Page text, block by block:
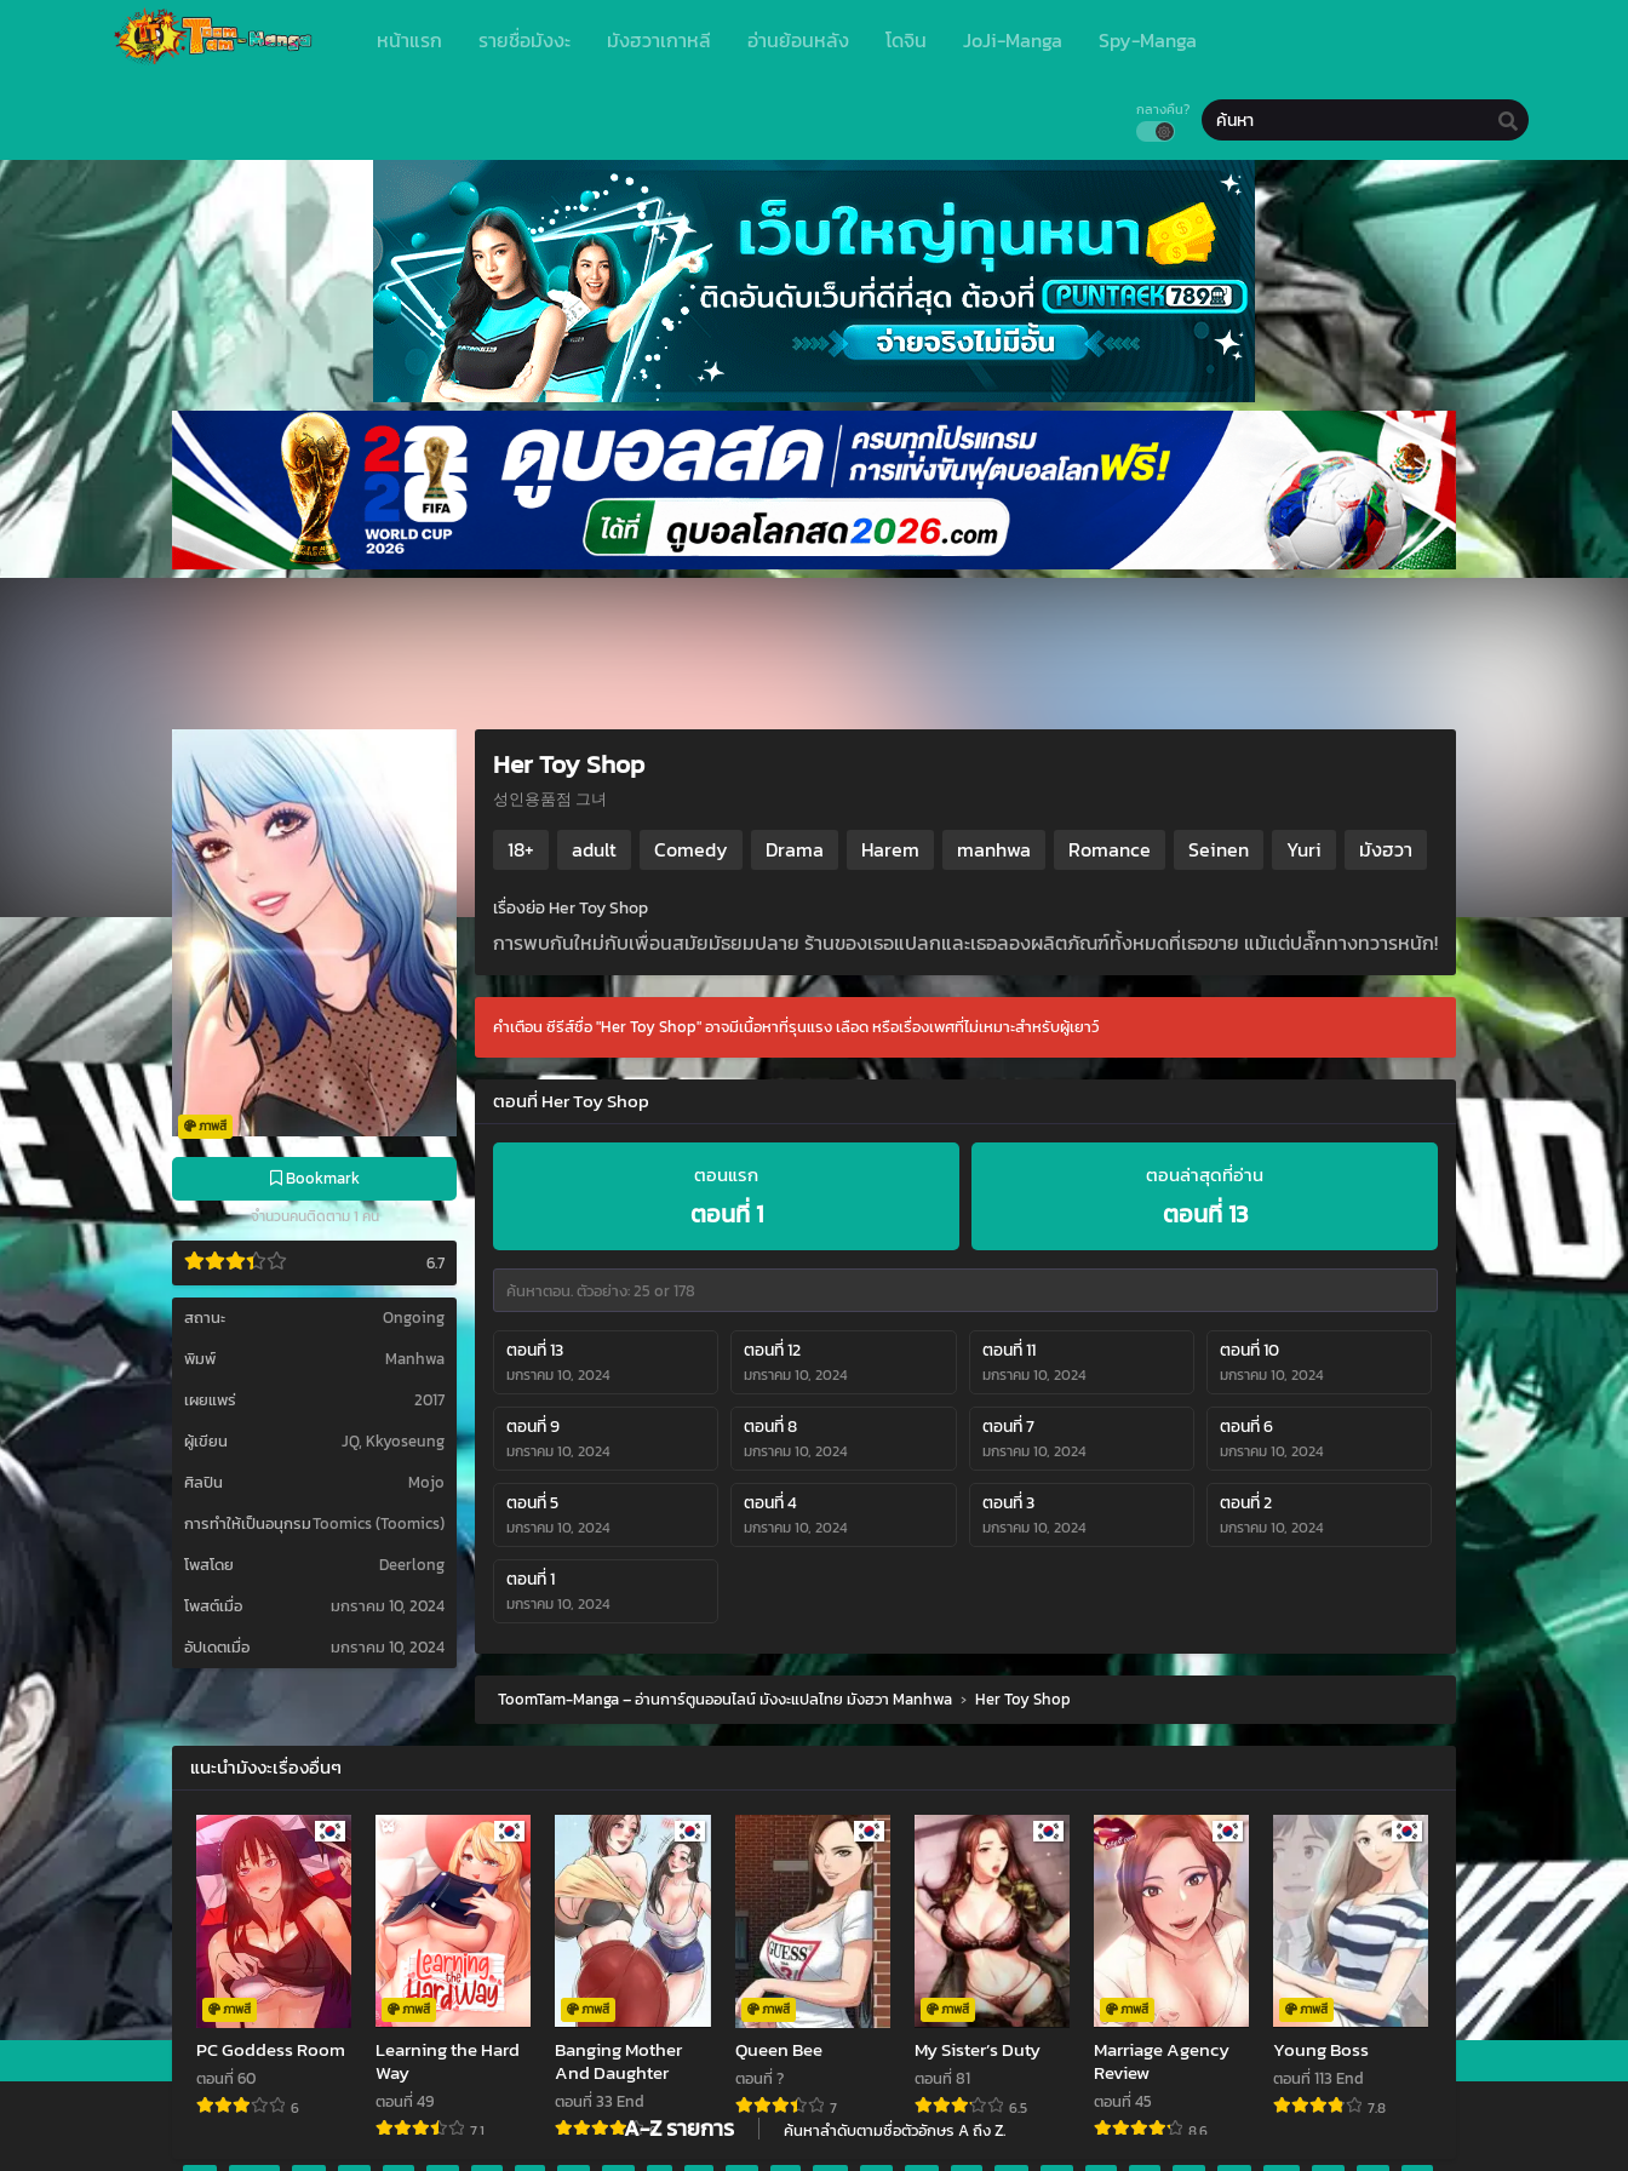
หน้าแรก รายชื่อมังงะ มังฮวาเกาหลี อ่านย้อนหลัง โดจิน JoJi-Manga Spy-Manga
กลางคืน?
ภาพสี
Bookmark
จำนวนคนติดตาม 1 คน
6.7
สถานะ
Ongoing
พิมพ์
Manhwa
เผยแพร่
2017
ผู้เขียน
JQ, Kkyoseung
ศิลปิน
Mojo
การทำให้เป็นอนุกรมToomics (Toomics)
โพสโดย
Deerlong
โพสต์เมื่อ
มกราคม 10, 2024
อัปเดตเมื่อ
มกราคม 10, 2024
Her Toy Shop
성인용품점 그녀
18+ adult Comedy Drama Harem manhwa Romance Seinen Yuri มังฮวา
เรื่องย่อ Her Toy Shop
การพบกันใหม่กับเพื่อนสมัยมัธยมปลาย ร้านของเธอแปลกและเธอลองผลิตภัณฑ์ทั้งหมดที่เธอขาย แม้แต่ปลั๊กทางทวารหนัก!
คำเตือน ซีรีส์ชื่อ "Her Toy Shop" อาจมีเนื้อหาที่รุนแรง เลือด หรือเรื่องเพศที่ไม่เหมาะสำหรับผู้เยาว์
ตอนที่ Her Toy Shop
ตอนแรก
ตอนที่ 1
ตอนล่าสุดที่อ่าน
ตอนที่ 13
ตอนที่ 13
มกราคม 10, 2024
ตอนที่ 12
มกราคม 10, 2024
ตอนที่ 11
มกราคม 10, 2024
ตอนที่ 10
มกราคม 10, 2024
ตอนที่ 9
มกราคม 10, 2024
ตอนที่ 8
มกราคม 10, 2024
ตอนที่ 7
มกราคม 10, 2024
ตอนที่ 6
มกราคม 10, 2024
ตอนที่ 5
มกราคม 10, 2024
ตอนที่ 4
มกราคม 10, 2024
ตอนที่ 3
มกราคม 10, 2024
ตอนที่ 2
มกราคม 10, 2024
ตอนที่ 1
มกราคม 10, 2024
ToomTam-Manga – อ่านการ์ตูนออนไลน์ มังงะแปลไทย มังฮวา Manhwa › Her Toy Shop
แนะนำมังงะเรื่องอื่นๆ
ภาพสี
PC Goddess Room
ตอนที่ 60
6
ภาพสี
Learning the Hard
Way
ตอนที่ 49
7.1
ภาพสี
Banging Mother
And Daughter
ตอนที่ 33 End
8
ภาพสี
Queen Bee
ตอนที่ ?
7
ภาพสี
My Sister’s Duty
ตอนที่ 81
6.5
ภาพสี
Marriage Agency
Review
ตอนที่ 45
8.6
ภาพสี
Young Boss
ตอนที่ 113 End
7.8
jav มังงะ ซีรีย์ออนไลน์ คลิปหลุด
A-Z รายการ ค้นหาลำดับตามชื่อตัวอักษร A ถึง Z.